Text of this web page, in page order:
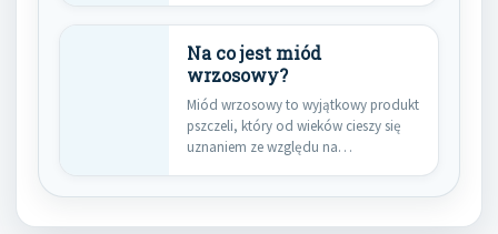
Na co jest miód
wrzosowy?
Miód wrzosowy to wyjątkowy produkt
pszczeli, który od wieków cieszy się
uznaniem ze względu na…